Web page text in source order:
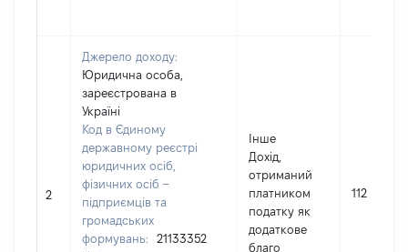
2
Джерело доходу:
Юридична особа,
зареєстрована в
Україні
Код в Єдиному
державному реєстрі
юридичних осіб,
фізичних осіб –
підприємців та
громадських
формувань:
21133352
Інше
Дохід,
отриманий
платником
податку як
додаткове
благо
112